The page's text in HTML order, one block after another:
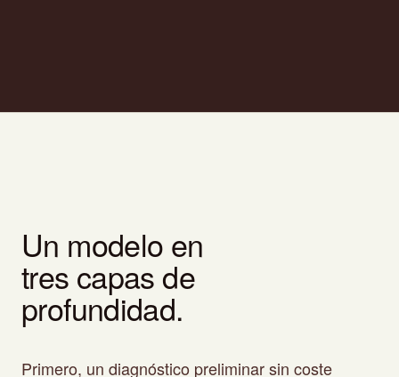
Un modelo en
tres capas de
profundidad.
Primero, un diagnóstico preliminar sin coste